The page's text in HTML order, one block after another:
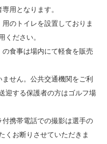
用となります。
のトイレを設置しておりま
ください。
食事は場内にて軽食を販売
せん。公共交通機関をご利
迎する保護者の方はゴルフ場
携帯電話での撮影は選手の
くお断りさせていただきま